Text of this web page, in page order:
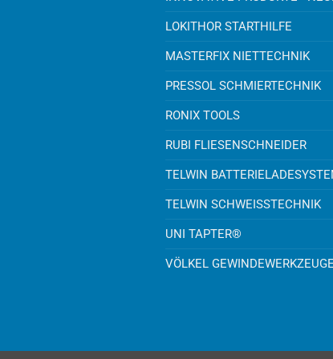
LOKITHOR STARTHILFE
MASTERFIX NIETTECHNIK
PRESSOL SCHMIERTECHNIK
RONIX TOOLS
RUBI FLIESENSCHNEIDER
TELWIN
TELWIN SCHWEISSTECHNIK
UNI TAPTER®
VÖLKEL GEWINDEWERKZEUGE